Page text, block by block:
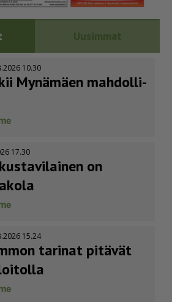
Uusimmat
10.30
Mynämäen mahdol­li­
17.30
on
15.24
tarinat pitävät